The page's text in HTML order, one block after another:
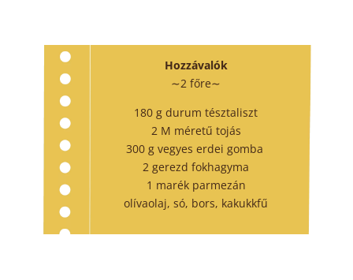
Hozzávalók
∼2 főre∼
180 g durum tésztaliszt
2 M méretű tojás
300 g vegyes erdei gomba
2 gerezd fokhagyma
1 marék parmezán
olívaolaj, só, bors, kakukkfű